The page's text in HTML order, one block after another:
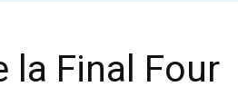
la Final Four